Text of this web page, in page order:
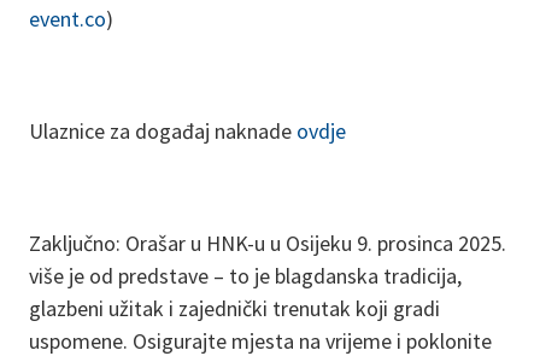
event.co)
Ulaznice za događaj naknade ovdje
Zaključno: Orašar u HNK-u u Osijeku 9. prosinca 2025.
više je od predstave – to je blagdanska tradicija,
glazbeni užitak i zajednički trenutak koji gradi
uspomene. Osigurajte mjesta na vrijeme i poklonite